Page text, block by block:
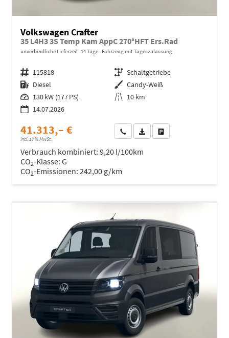
Volkswagen Crafter
35 L4H3 3S Temp Kam AppC 270°HFT Ers.Rad
unverbindliche Lieferzeit: 14 Tage Fahrzeug mit Tageszulassung
Fahrzeugnr. 115818 Getriebe Schaltgetriebe
Kraftstoff Diesel Außenfarbe Candy-Weiß
Leistung 130 kW (177 PS) Kilometerstand 10 km
14.07.2026
41.313,– €
incl. 17% MwSt.
Wir rufen Sie anFahrzeugexposé (PDF)
Verbrauch kombiniert: 9,20 l/100km
CO2-Klasse: G
CO2-Emissionen: 242,00 g/km